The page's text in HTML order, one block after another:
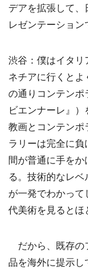
デアを拡張して
レゼンテーション
渋谷：僕はイタ
ネチアに行くと
の通りコンテンポ
ビエンナーレ』
教画とコンテン
ラリーは完全に
間が普通に手を
る。技術的なレ
が一発でわかっ
代美術を見るとほ
だから、既存の
品を海外に提示し